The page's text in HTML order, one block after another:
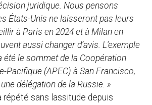
juridique. Nous pensons
États-Unis ne laisseront pas leurs
à Paris en 2024 et à Milan en
aussi changer d’avis. L’exemple
été le sommet de la Coopération
Pacifique (APEC) à San Francisco,
délégation de la Russie. »
répété sans lassitude depuis